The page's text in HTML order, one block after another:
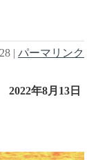
| パーマリンク
2022年8月13日